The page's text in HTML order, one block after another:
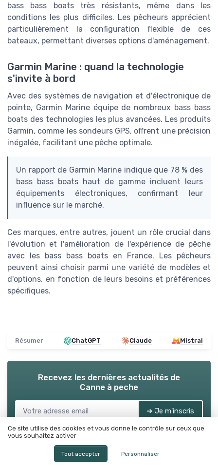
bass bass boats très résistants, même dans les
conditions les plus difficiles. Les pêcheurs apprécient
particulièrement la configuration flexible de ces
bateaux, permettant diverses options d'aménagement.
Garmin Marine : quand la technologie
s'invite à bord
Avec des systèmes de navigation et d'électronique de
pointe, Garmin Marine équipe de nombreux bass bass
boats des technologies les plus avancées. Les produits
Garmin, comme les sondeurs GPS, offrent une précision
inégalée, facilitant une pêche optimale.
Un rapport de Garmin Marine indique que 78 % des
bass bass boats haut de gamme incluent leurs
équipements électroniques, confirmant leur
influence sur le marché.
Ces marques, entre autres, jouent un rôle crucial dans
l'évolution et l'amélioration de l'expérience de pêche
avec les bass bass boats en France. Les pêcheurs
peuvent ainsi choisir parmi une variété de modèles et
d'options, en fonction de leurs besoins et préférences
spécifiques.
Résumer ChatGPT Claude Mistral
Recevez les dernières actualités de
Canne à peche
➔ Je m'inscris
*En remplissant ce formulaire, j’accepte d’être contacté(e) à
des fins commerciales par Canne à peche et ses partenaires.
Canne à peche
Ce site utilise des cookies et vous donne le contrôle sur ceux que
vous souhaitez activer
Tout accepter Personnaliser